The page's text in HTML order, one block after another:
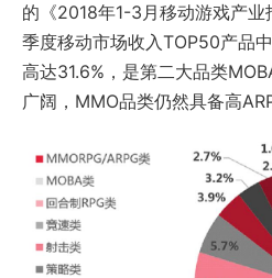
的《2018年1-3月移动游戏产
季度移动市场收入TOP50产品
高达31.6%，是第二大品类
广阔，MMO品类仍然具备高